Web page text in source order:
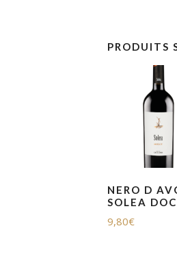
PRODUITS
NERO D
SOLEA DOC
9,80€